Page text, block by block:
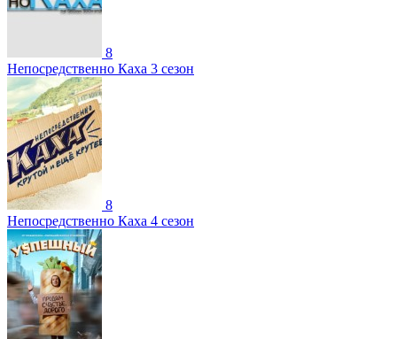
8
Непосредственно Каха 3 сезон
8
Непосредственно Каха 4 сезон